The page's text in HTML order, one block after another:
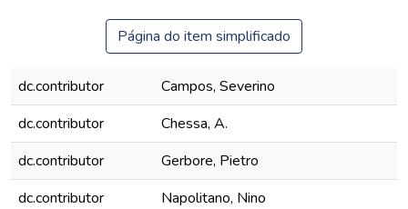
Página do item simplificado
dc.contributor
Campos, Severino
dc.contributor
Chessa, A.
dc.contributor
Gerbore, Pietro
dc.contributor
Napolitano, Nino